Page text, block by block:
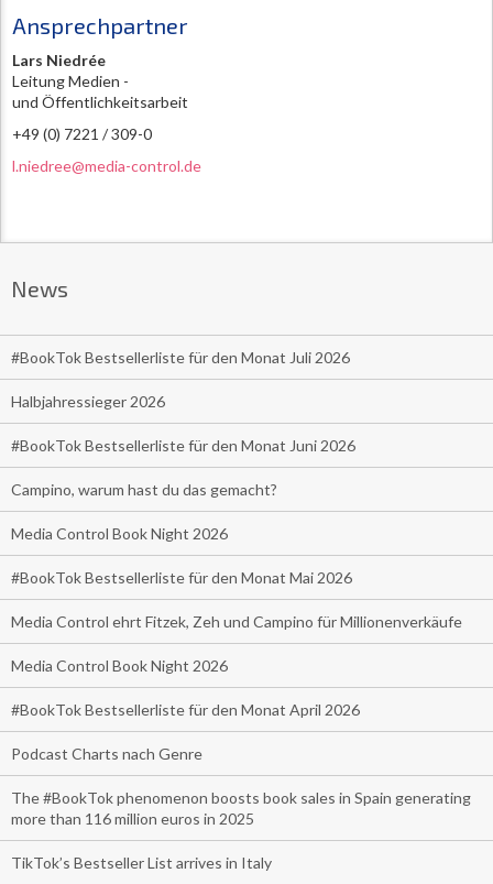
Ansprechpartner
Lars Niedrée
Leitung Medien -
und Öffentlichkeitsarbeit
+49 (0) 7221 / 309-0
l.niedree@media-control.de
News
#BookTok Bestsellerliste für den Monat Juli 2026
Halbjahressieger 2026
#BookTok Bestsellerliste für den Monat Juni 2026
Campino, warum hast du das gemacht?
Media Control Book Night 2026
#BookTok Bestsellerliste für den Monat Mai 2026
Media Control ehrt Fitzek, Zeh und Campino für Millionenverkäufe
Media Control Book Night 2026
#BookTok Bestsellerliste für den Monat April 2026
Podcast Charts nach Genre
The #BookTok phenomenon boosts book sales in Spain generating
more than 116 million euros in 2025
TikTok’s Bestseller List arrives in Italy